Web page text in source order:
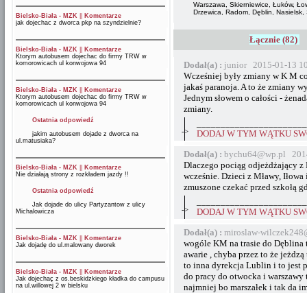
Bielsko-Biała - MZK
Komentarze
jak dojechac z dworca pkp na szyndzielnie?
Bielsko-Biała - MZK
Komentarze
Ktorym autobusem dojechac do firmy TRW w
komorowicach ul konwojowa 94
Bielsko-Biała - MZK
Komentarze
Ktorym autobusem dojechac do firmy TRW w
komorowicach ul konwojowa 94
Ostatnia odpowiedź
jakim autobusem dojade z dworca na
ul.matusiaka?
Bielsko-Biała - MZK
Komentarze
Nie działają strony z rozkładem jazdy !!
Ostatnia odpowiedź
Jak dojade do ulicy Partyzantow z ulicy
Michalowicza
Bielsko-Biała - MZK
Komentarze
Jak dojadę do ul.malowany dworek
Bielsko-Biała - MZK
Komentarze
Jak dojechaç z os.beskidzkiego kładka do campusu
na ul.willowej 2 w bielsku
Warszawa, Skierniewice, Łuków,
Drzewica, Radom, Dęblin,
Łącznie (82)
Dodał(a) : junior 2015-01-13
Wcześniej były zmiany w K M
jakaś paranoja. A to że zmiany
Jednym słowem o całości -
zmiany.
->
DODAJ W TYM WĄTKU
Dodał(a) : bychu64@wp.pl
Dlaczego pociąg odjeżdżający
wcześnie. Dzieci z Mławy,
zmuszone czekać przed szkołą
->
DODAJ W TYM WĄTKU
Dodał(a) : miroslaw-
wogóle KM na trasie do Dęblina
awarie , chyba przez to że
to inna dyrekcja Lublin i to jest
do pracy do otwocka i
najmniej bo marszałek i tak da